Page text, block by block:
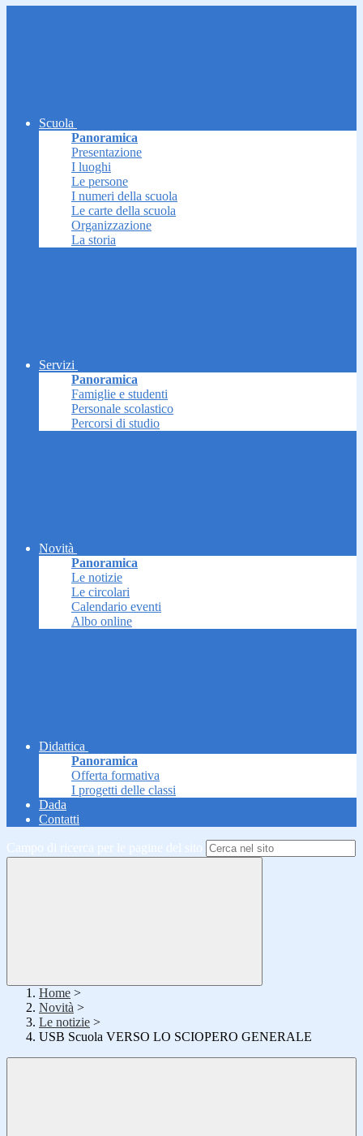
Scuola
Panoramica
Presentazione
I luoghi
Le persone
I numeri della scuola
Le carte della scuola
Organizzazione
La storia
Servizi
Panoramica
Famiglie e studenti
Personale scolastico
Percorsi di studio
Novità
Panoramica
Le notizie
Le circolari
Calendario eventi
Albo online
Didattica
Panoramica
Offerta formativa
I progetti delle classi
Dada
Contatti
Campo di ricerca per le pagine del sito
Home >
Novità >
Le notizie >
USB Scuola VERSO LO SCIOPERO GENERALE